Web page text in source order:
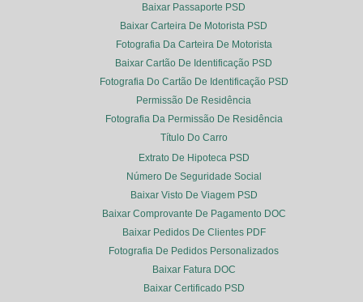
Baixar Passaporte PSD
Baixar Carteira De Motorista PSD
Fotografia Da Carteira De Motorista
Baixar Cartão De Identificação PSD
Fotografia Do Cartão De Identificação PSD
Permissão De Residência
Fotografia Da Permissão De Residência
Título Do Carro
Extrato De Hipoteca PSD
Número De Seguridade Social
Baixar Visto De Viagem PSD
Baixar Comprovante De Pagamento DOC
Baixar Pedidos De Clientes PDF
Fotografia De Pedidos Personalizados
Baixar Fatura DOC
Baixar Certificado PSD